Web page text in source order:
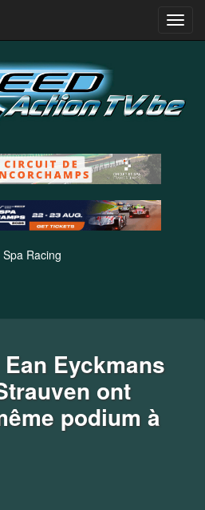
Eyckmans
ont
podium à